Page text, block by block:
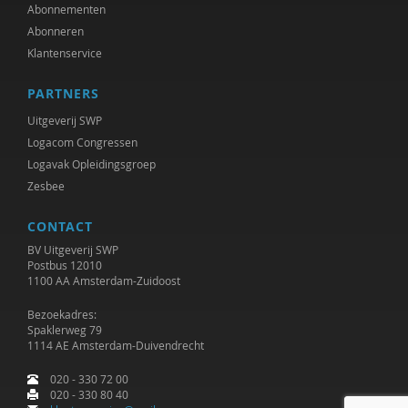
Adriaan Bekman
Jessica Benjamin
Remko Berkhout
Geert Bettinger
Gert Biesta
Sarah Blaffer Hrdy
Tannelie Blom
Karianne den Boer
Theo van den Bogaart
Abonnementen
Abonneren
Klantenservice
PARTNERS
Uitgeverij SWP
Logacom Congressen
Logavak Opleidingsgroep
Zesbee
CONTACT
BV Uitgeverij SWP
Postbus 12010
1100 AA Amsterdam-Zuidoost
Bezoekadres:
Spaklerweg 79
1114 AE Amsterdam-Duivendrecht
020 - 330 72 00
020 - 330 80 40